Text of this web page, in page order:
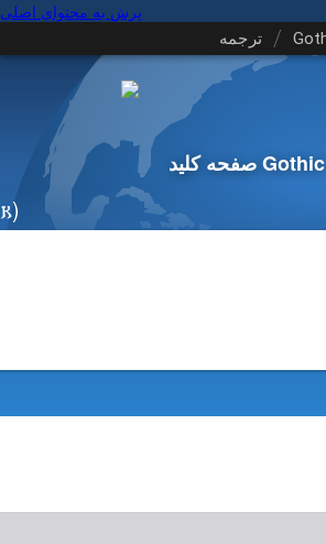
پرش به محتوای اصلی
/ ترجمه
صفحه کلید Gothic